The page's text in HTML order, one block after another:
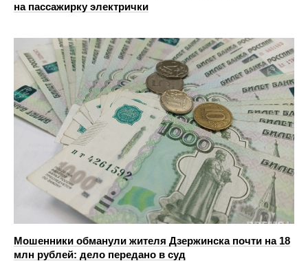
на пассажирку электрички
Мошенники обманули жителя Дзержинска почти на 18
млн рублей: дело передано в суд